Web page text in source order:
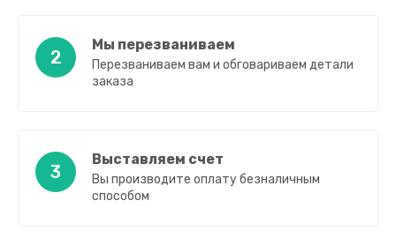
2
Мы перезваниваем
Перезваниваем вам и обговариваем детали
заказа
3
Выставляем счет
Вы производите оплату безналичным
способом